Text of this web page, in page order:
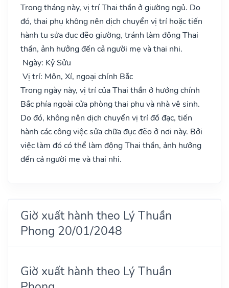
Trong tháng này, vị trí Thai thần ở giường ngủ. Do
đó, thai phụ không nên dịch chuyển vị trí hoặc tiến
hành tu sửa đục đẽo giường, tránh làm động Thai
thần, ảnh hưởng đến cả người mẹ và thai nhi.
Ngày: Kỷ Sửu
Vị trí: Môn, Xí, ngoại chính Bắc
Trong ngày này, vị trí của Thai thần ở hướng chính
Bắc phía ngoài cửa phòng thai phụ và nhà vệ sinh.
Do đó, không nên dịch chuyển vị trí đồ đạc, tiến
hành các công việc sửa chữa đục đẽo ở nơi này. Bởi
việc làm đó có thể làm động Thai thần, ảnh hưởng
đến cả người mẹ và thai nhi.
Giờ xuất hành theo Lý Thuần
Phong 20/01/2048
Giờ xuất hành theo Lý Thuần